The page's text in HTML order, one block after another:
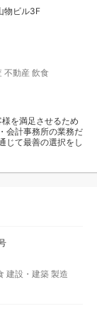
物ビル3F
不動産 飲食
を満足させるため
会計事務所の業務だ
じて最善の選択をし
建設・建築 製造